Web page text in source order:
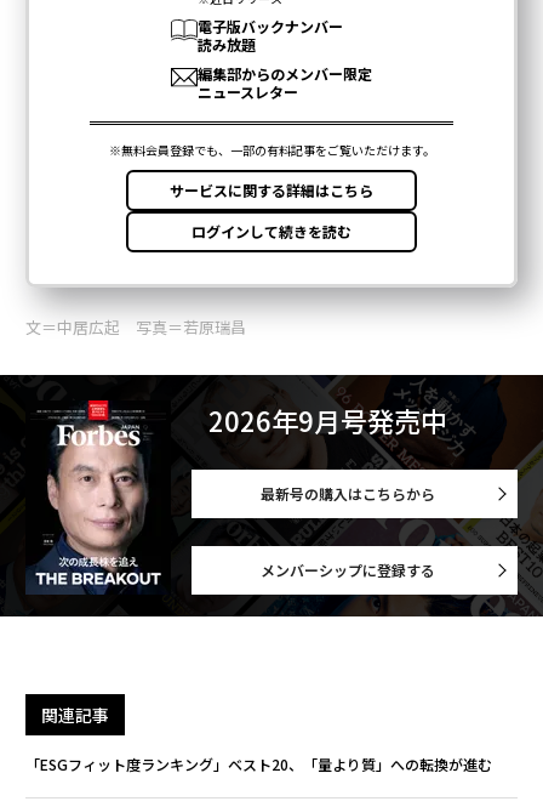
文＝中居広起 写真＝若原瑞昌
2026年9月号発売中
最新号の購入はこちらから
メンバーシップに登録する
関連記事
「ESGフィット度ランキング」ベスト20、「量より質」への転換が進む